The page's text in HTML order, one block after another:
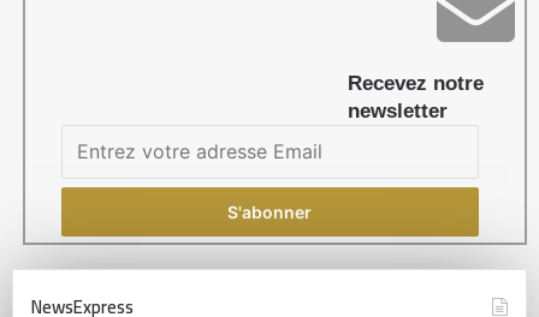
Recevez notre
newsletter
NewsExpress